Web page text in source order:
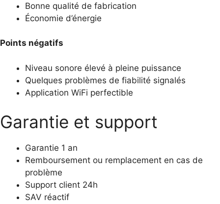
Bonne qualité de fabrication
Économie d’énergie
Points négatifs
Niveau sonore élevé à pleine puissance
Quelques problèmes de fiabilité signalés
Application WiFi perfectible
Garantie et support
Garantie 1 an
Remboursement ou remplacement en cas de
problème
Support client 24h
SAV réactif